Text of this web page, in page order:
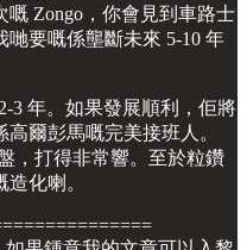
Zongo，你會見到車路士
要嘅係壟斷未來 5-10 年
3 年。如果發展順利，佢將
爾彭馬嘅完美接班人。
，打得非常響。至於粒鑽
化喇。